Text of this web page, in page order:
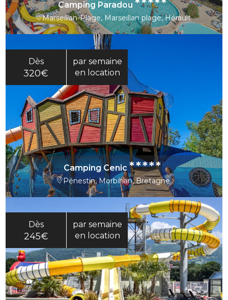
Camping Paradou*****
Marseillan-Plage, Marseillan plage, Hérault
Dès
320€
par semaine
en location
Camping Cenic *****
Pénestin, Morbihan, Bretagne
Dès
245€
par semaine
en location